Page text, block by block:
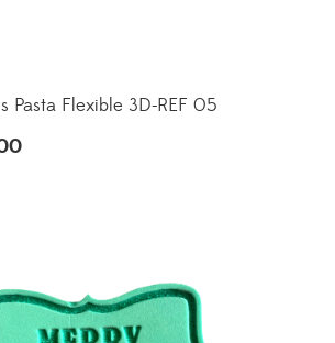
Pasta Flexible 3D-REF 05